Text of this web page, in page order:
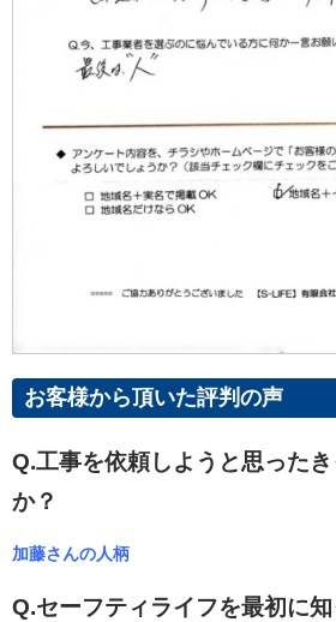
お客様から頂いた評判の声
Q.工事を依頼しようと思った
か？
加藤さんの人柄
Q.セーフティライフを最初に